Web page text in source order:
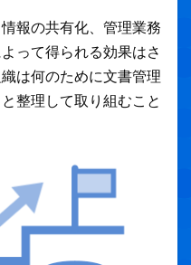
報の共有化、管理業務
って得られる効果はさ
は何のために文書管理
整理して取り組むこと